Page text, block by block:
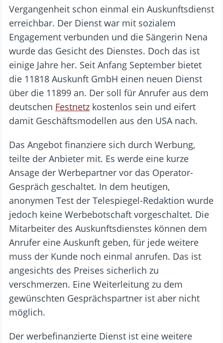
Vergangenheit schon einmal ein Auskunftsdienst
erreichbar. Der Dienst war mit sozialem
Engagement verbunden und die Sängerin Nena
wurde das Gesicht des Dienstes. Doch das ist
einige Jahre her. Seit Anfang September bietet
die 11818 Auskunft GmbH einen neuen Dienst
über die 11899 an. Der soll für Anrufer aus dem
deutschen Festnetz kostenlos sein und eifert
damit Geschäftsmodellen aus den USA nach.
Das Angebot finanziere sich durch Werbung,
teilte der Anbieter mit. Es werde eine kurze
Ansage der Werbepartner vor das Operator-
Gespräch geschaltet. In dem heutigen,
anonymen Test der Telespiegel-Redaktion wurde
jedoch keine Werbebotschaft vorgeschaltet. Die
Mitarbeiter des Auskunftsdienstes können dem
Anrufer eine Auskunft geben, für jede weitere
muss der Kunde noch einmal anrufen. Das ist
angesichts des Preises sicherlich zu
verschmerzen. Eine Weiterleitung zu dem
gewünschten Gesprächspartner ist aber nicht
möglich.
Der werbefinanzierte Dienst ist eine weitere